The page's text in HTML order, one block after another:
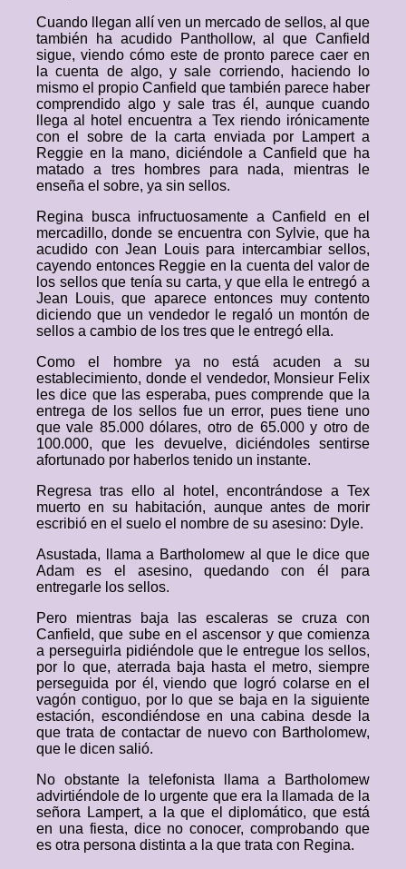
Cuando llegan allí ven un mercado de sellos, al que
también ha acudido Panthollow, al que Canfield
sigue, viendo cómo este de pronto parece caer en
la cuenta de algo, y sale corriendo, haciendo lo
mismo el propio Canfield que también parece haber
comprendido algo y sale tras él, aunque cuando
llega al hotel encuentra a Tex riendo irónicamente
con el sobre de la carta enviada por Lampert a
Reggie en la mano, diciéndole a Canfield que ha
matado a tres hombres para nada, mientras le
enseña el sobre, ya sin sellos.
Regina busca infructuosamente a Canfield en el
mercadillo, donde se encuentra con Sylvie, que ha
acudido con Jean Louis para intercambiar sellos,
cayendo entonces Reggie en la cuenta del valor de
los sellos que tenía su carta, y que ella le entregó a
Jean Louis, que aparece entonces muy contento
diciendo que un vendedor le regaló un montón de
sellos a cambio de los tres que le entregó ella.
Como el hombre ya no está acuden a su
establecimiento, donde el vendedor, Monsieur Felix
les dice que las esperaba, pues comprende que la
entrega de los sellos fue un error, pues tiene uno
que vale 85.000 dólares, otro de 65.000 y otro de
100.000, que les devuelve, diciéndoles sentirse
afortunado por haberlos tenido un instante.
Regresa tras ello al hotel, encontrándose a Tex
muerto en su habitación, aunque antes de morir
escribió en el suelo el nombre de su asesino: Dyle.
Asustada, llama a Bartholomew al que le dice que
Adam es el asesino, quedando con él para
entregarle los sellos.
Pero mientras baja las escaleras se cruza con
Canfield, que sube en el ascensor y que comienza
a perseguirla pidiéndole que le entregue los sellos,
por lo que, aterrada baja hasta el metro, siempre
perseguida por él, viendo que logró colarse en el
vagón contiguo, por lo que se baja en la siguiente
estación, escondiéndose en una cabina desde la
que trata de contactar de nuevo con Bartholomew,
que le dicen salió.
No obstante la telefonista llama a Bartholomew
advirtiéndole de lo urgente que era la llamada de la
señora Lampert, a la que el diplomático, que está
en una fiesta, dice no conocer, comprobando que
es otra persona distinta a la que trata con Regina.